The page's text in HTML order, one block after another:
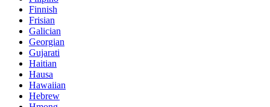
Finnish
Frisian
Galician
Georgian
Gujarati
Haitian
Hausa
Hawaiian
Hebrew